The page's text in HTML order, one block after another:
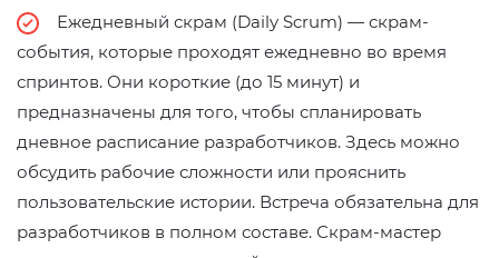
Ежедневный скрам (Daily Scrum) — скрам-
события, которые проходят ежедневно во время
спринтов. Они короткие (до 15 минут) и
предназначены для того, чтобы спланировать
дневное расписание разработчиков. Здесь можно
обсудить рабочие сложности или прояснить
пользовательские истории. Встреча обязательна для
разработчиков в полном составе. Скрам-мастер